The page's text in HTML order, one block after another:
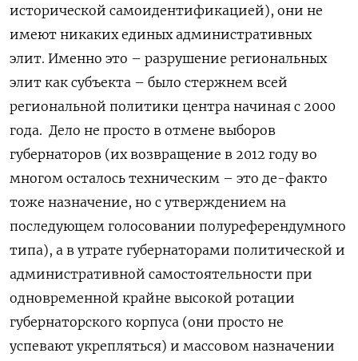
исторической самоидентификацией), они не
имеют никаких единых административных
элит. Именно это – разрушение региональных
элит как субъекта – было стержнем всей
региональной политики центра начиная с 2000
года. Дело не просто в отмене выборов
губернаторов (их возвращение в 2012 году во
многом осталось техническим – это де-факто
тоже назначение, но с утверждением на
последующем голосовании полуреферендумного
типа), а в утрате губернаторами политической и
административной самостоятельности при
одновременной крайне высокой ротации
губернаторского корпуса (они просто не
успевают укрепляться) и массовом назначении